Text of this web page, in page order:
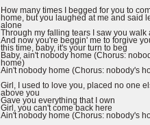
How many times I begged for you to
home, but you laughed at me and said
alone
Through my falling tears I saw you
And now you're beggin' me to forgive
this time, baby, it's your turn to beg
Baby, ain't nobody home (Chorus:
home)
Ain't nobody home (Chorus: nobody's
Girl, I used to love you, placed no one
above you
Gave you everything that I own
Girl, you can't come back here
Ain't nobody home (Chorus: nobody's